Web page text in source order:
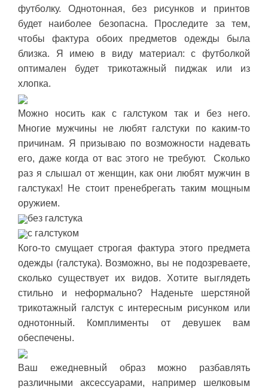
футболку. Однотонная, без рисунков и принтов
будет наиболее безопасна. Проследите за тем,
чтобы фактура обоих предметов одежды была
близка. Я имею в виду материал: с футболкой
оптимален будет трикотажный пиджак или из
хлопка.
Можно носить как с галстуком так и без него.
Многие мужчины не любят галстуки по каким-то
причинам. Я призываю по возможности надевать
его, даже когда от вас этого не требуют. Сколько
раз я слышал от женщин, как они любят мужчин в
галстуках! Не стоит пренебрегать таким мощным
оружием.
без галстука
с галстуком
Кого-то смущает строгая фактура этого предмета
одежды (галстука). Возможно, вы не подозреваете,
сколько существует их видов. Хотите выглядеть
стильно и неформально? Наденьте шерстяной
трикотажный галстук с интересным рисунком или
однотонный. Комплименты от девушек вам
обеспечены.
Ваш ежедневный образ можно разбавлять
различными аксессуарами, например шелковым